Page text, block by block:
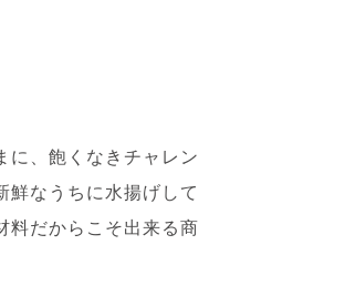
に、飽くなきチャレン
鮮なうちに水揚げして
料だからこそ出来る商